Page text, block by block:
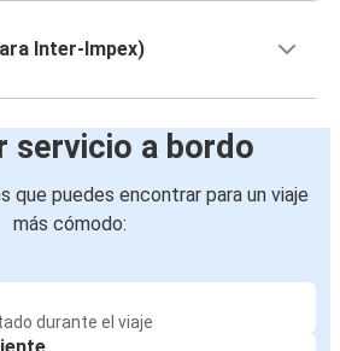
Inter-Impex)
servicio a bordo
que puedes encontrar para un viaje
más cómodo:
durante el viaje